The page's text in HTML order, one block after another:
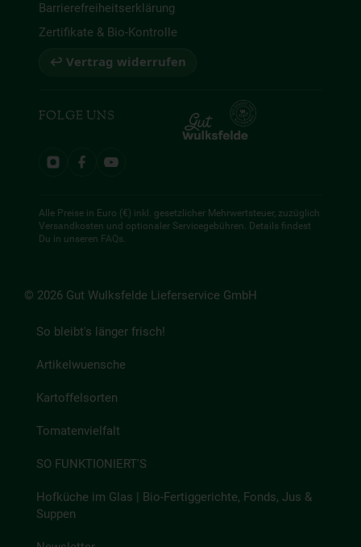
Barrierefreiheitserklärung
Zertifikate & Bio-Kontrolle
↩ Vertrag widerrufen
FOLGE UNS
Alle Preise in Euro (€) inkl. gesetzlicher Mehrwertsteuer, zuzüglich
Versandkosten und optionaler Servicegebühren. Details findest
Du in unseren FAQs.
© 2026 Gut Wulksfelde Lieferservice GmbH
So bleibt's länger frisch!
Artikelwuensche
Kartoffelsorten
Tomatenvielfalt
SO FUNKTIONIERT'S
Hofküche im Glas | Bio-Fertiggerichte, Fonds, Jus &
Suppen